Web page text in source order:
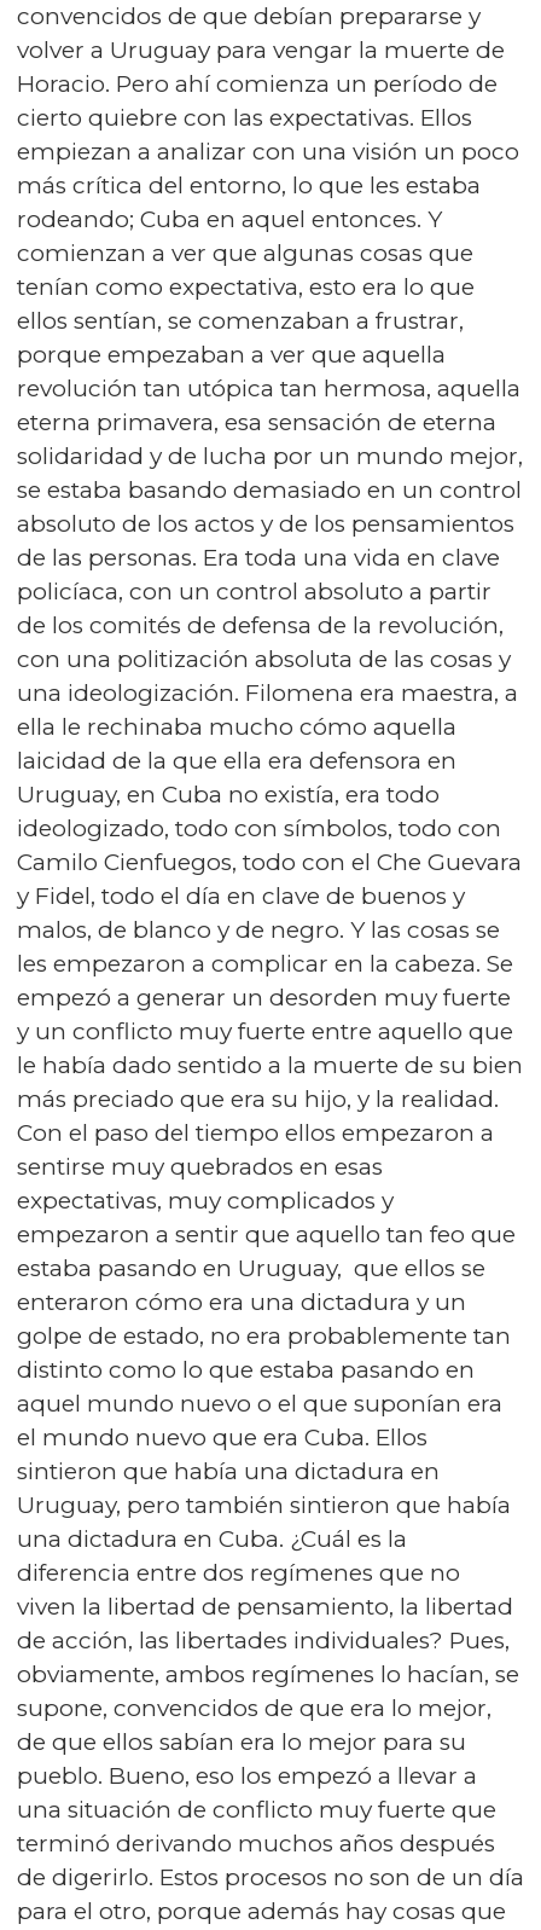
convencidos de que debían prepararse y
volver a Uruguay para vengar la muerte de
Horacio. Pero ahí comienza un período de
cierto quiebre con las expectativas. Ellos
empiezan a analizar con una visión un poco
más crítica del entorno, lo que les estaba
rodeando; Cuba en aquel entonces. Y
comienzan a ver que algunas cosas que
tenían como expectativa, esto era lo que
ellos sentían, se comenzaban a frustrar,
porque empezaban a ver que aquella
revolución tan utópica tan hermosa, aquella
eterna primavera, esa sensación de eterna
solidaridad y de lucha por un mundo mejor,
se estaba basando demasiado en un control
absoluto de los actos y de los pensamientos
de las personas. Era toda una vida en clave
policíaca, con un control absoluto a partir
de los comités de defensa de la revolución,
con una politización absoluta de las cosas y
una ideologización. Filomena era maestra, a
ella le rechinaba mucho cómo aquella
laicidad de la que ella era defensora en
Uruguay, en Cuba no existía, era todo
ideologizado, todo con símbolos, todo con
Camilo Cienfuegos, todo con el Che Guevara
y Fidel, todo el día en clave de buenos y
malos, de blanco y de negro. Y las cosas se
les empezaron a complicar en la cabeza. Se
empezó a generar un desorden muy fuerte
y un conflicto muy fuerte entre aquello que
le había dado sentido a la muerte de su bien
más preciado que era su hijo, y la realidad.
Con el paso del tiempo ellos empezaron a
sentirse muy quebrados en esas
expectativas, muy complicados y
empezaron a sentir que aquello tan feo que
estaba pasando en Uruguay, que ellos se
enteraron cómo era una dictadura y un
golpe de estado, no era probablemente tan
distinto como lo que estaba pasando en
aquel mundo nuevo o el que suponían era
el mundo nuevo que era Cuba. Ellos
sintieron que había una dictadura en
Uruguay, pero también sintieron que había
una dictadura en Cuba. ¿Cuál es la
diferencia entre dos regímenes que no
viven la libertad de pensamiento, la libertad
de acción, las libertades individuales? Pues,
obviamente, ambos regímenes lo hacían, se
supone, convencidos de que era lo mejor,
de que ellos sabían era lo mejor para su
pueblo. Bueno, eso los empezó a llevar a
una situación de conflicto muy fuerte que
terminó derivando muchos años después
de digerirlo. Estos procesos no son de un día
para el otro, porque además hay cosas que